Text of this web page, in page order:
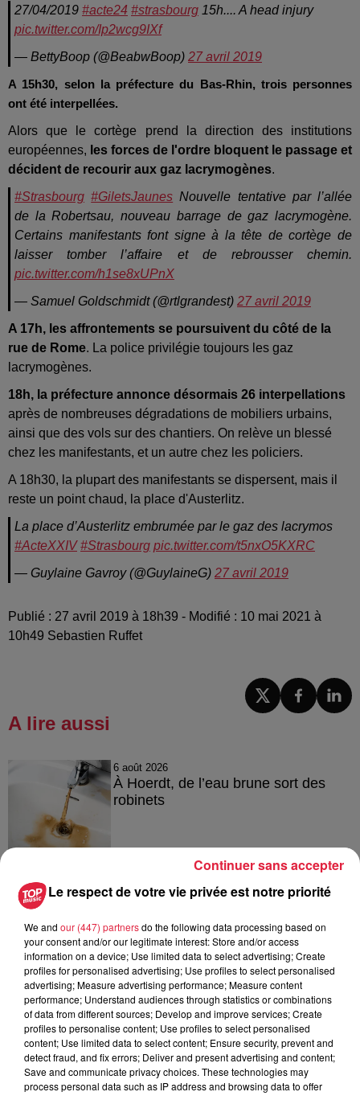
27/04/2019 #acte24 #strasbourg 15h.... A head injury
pic.twitter.com/Ip2wcg9IXf
— BettyBoop (@BeabwBoop) 27 avril 2019
A 15h30, selon la préfecture du Bas-Rhin, trois personnes
ont été interpellées.
Alors que le cortège prend la direction des institutions
européennes, les forces de l'ordre bloquent le passage et
décident de recourir aux gaz lacrymogènes.
#Strasbourg #GiletsJaunes Nouvelle tentative par l’allée
de la Robertsau, nouveau barrage de gaz lacrymogène.
Certains manifestants font signe à la tête de cortège de
laisser tomber l’affaire et de rebrousser chemin.
pic.twitter.com/h1se8xUPnX
— Samuel Goldschmidt (@rtlgrandest) 27 avril 2019
A 17h, les affrontements se poursuivent du côté de la
rue de Rome. La police privilégie toujours les gaz
lacrymogènes.
18h, la préfecture annonce désormais 26 interpellations
après de nombreuses dégradations de mobiliers urbains,
ainsi que des vols sur des chantiers. On relève un blessé
chez les manifestants, et un autre chez les policiers.
A 18h30, la plupart des manifestants se dispersent, mais il
reste un point chaud, la place d'Austerlitz.
La place d’Austerlitz embrumée par le gaz des lacrymos
#ActeXXIV #Strasbourg pic.twitter.com/t5nxO5KXRC
— Guylaine Gavroy (@GuylaineG) 27 avril 2019
Publié : 27 avril 2019 à 18h39 - Modifié : 10 mai 2021 à
10h49 Sebastien Ruffet
A lire aussi
6 août 2026
À Hoerdt, de l’eau brune sort des
robinets
Tags antisémites à Strasbourg :
6 août 2026
Au zoo de Mulhouse : rencontre
avec les flamants rouges
Le respect de votre vie privée est notre priorité
We and our (447) partnersdo the following data processing based on
your consent and/or our legitimate interest: Store and/or access
information on a device; Use limited data to select advertising; Create
profiles for personalised advertising; Use profiles to select personalised
advertising; Measure advertising performance; Measure content
performance; Understand audiences through statistics or combinations
of data from different sources; Develop and improve services; Create
profiles to personalise content; Use profiles to select personalised
content; Use limited data to select content; Ensure security, prevent and
detect fraud, and fix errors; Deliver and present advertising and content;
Save and communicate privacy choices. These technologies may
process personal data such as IP address and browsing data to offer
Continuer sans accepter